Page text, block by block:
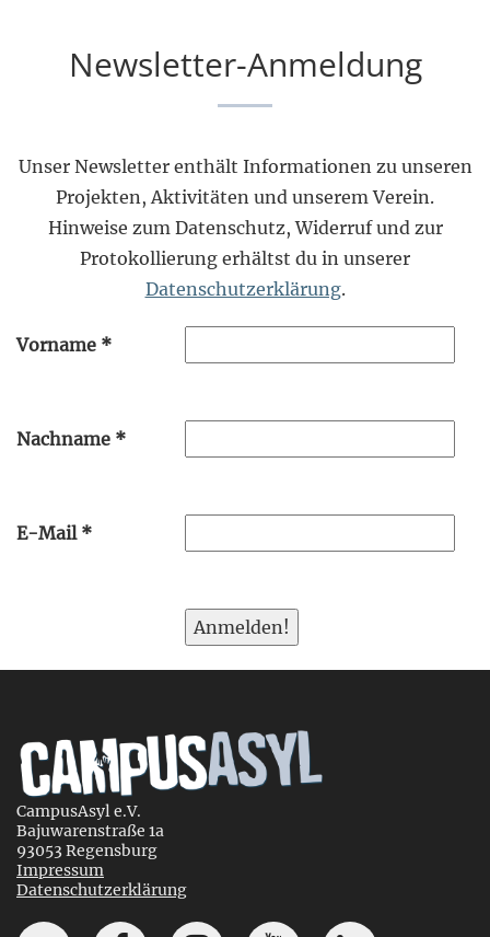
Newsletter-Anmeldung
Unser Newsletter enthält Informationen zu unseren
Projekten, Aktivitäten und unserem Verein.
Hinweise zum Datenschutz, Widerruf und zur
Protokollierung erhältst du in unserer
Datenschutzerklärung.
Vorname *
Nachname *
E-Mail *
CampusAsyl e.V.
Bajuwarenstraße 1a
93053 Regensburg
Impressum
Datenschutzerklärung